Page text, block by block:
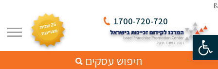
פתח סרגל נגישות
ß
1700-720-720
חיפוש עסקים